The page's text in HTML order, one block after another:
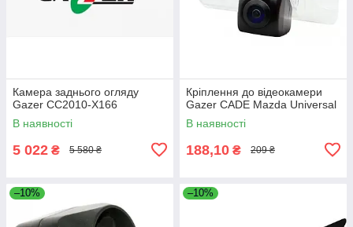
Камера заднього огляду
Gazer CC2010-X166
В наявності
5 022 ₴ 5 580 ₴
Кріплення до відеокамери
Gazer CADE Mazda Universal
В наявності
188,10 ₴ 209 ₴
–10% –10%